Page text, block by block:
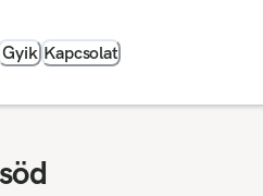
Gyik Kapcsolat